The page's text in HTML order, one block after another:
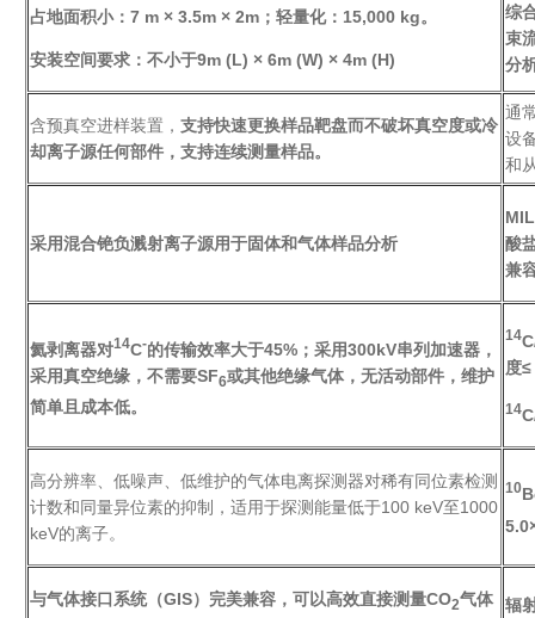
占地面积小： 7 m × 3.5m × 2m ；轻量化： 15,000 kg。
安装空间要求：不小于9m (L) × 6m (W) × 4m (H)
综
束
分
含预真空进样装置， 支持快速更换样品靶盘而不破坏真空度或冷
却离子源任何部件，支持连续测量样品。
通
设
和
采用混合铯负溅射离子源用于固体和气体样品分析
酸
兼
氦剥离器对14C-的传输效率大于45%； 采用300kV串列加速器，
采用真空绝缘，不需要SF6或其他绝缘气体，无活动部件，维护
简单且成本低。
14
度≤
14
高分辨率、低噪声、低维护的气体电离探测器对稀有同位素检测
计数和同量异位素的抑制，适用于探测能量低于100 keV至1000
keV的离子。
10
5.0
与气体接口系统（GIS）完美兼容，可以高效直接测量CO2气体 辐